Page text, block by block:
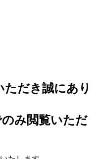
だき誠にあり
み閲覧いただ